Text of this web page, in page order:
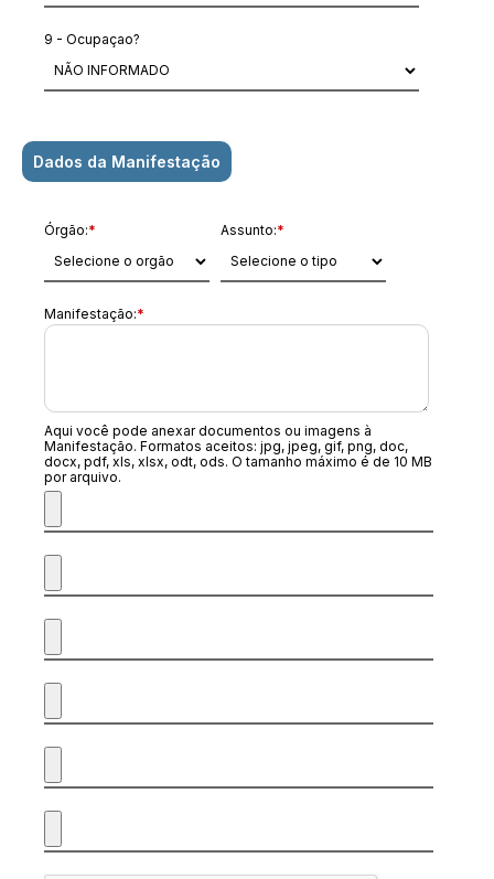
9 - Ocupaçao?
Dados da Manifestação
Órgão:* Assunto:*
Manifestação:*
Aqui você pode anexar documentos ou imagens à
Manifestação. Formatos aceitos: jpg, jpeg, gif, png, doc,
docx, pdf, xls, xlsx, odt, ods. O tamanho máximo é de 10 MB
por arquivo.